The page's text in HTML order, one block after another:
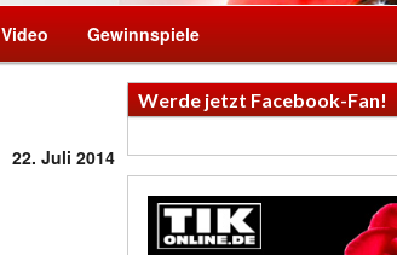
Video Gewinnspiele
22. Juli 2014
Werde jetzt Facebook-Fan!